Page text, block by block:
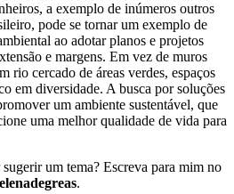
a exemplo de inúmeros outros
pode se tornar um exemplo de
ao adotar planos e projetos
e margens. Em vez de muros
rio cercado de áreas verdes, espaços
em diversidade. A busca por soluções
um ambiente sustentável, que
uma melhor qualidade de vida para
um tema? Escreva para mim no
.